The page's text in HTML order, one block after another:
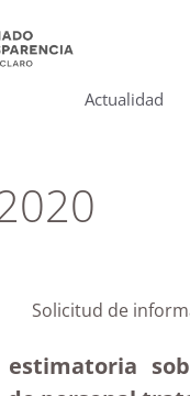
Actualidad
Solicitud de
estimatoria